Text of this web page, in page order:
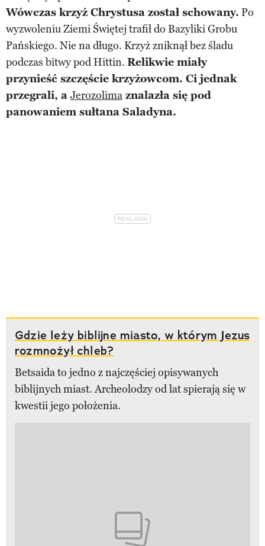
Wówczas krzyż Chrystusa został schowany. Po
wyzwoleniu Ziemi Świętej trafił do Bazyliki Grobu
Pańskiego. Nie na długo. Krzyż zniknął bez śladu
podczas bitwy pod Hittin. Relikwie miały
przynieść szczęście krzyżowcom. Ci jednak
przegrali, a Jerozolima znalazła się pod
panowaniem sułtana Saladyna.
Gdzie leży biblijne miasto, w którym Jezus
rozmnożył chleb?
Betsaida to jedno z najczęściej opisywanych
biblijnych miast. Archeolodzy od lat spierają się w
kwestii jego położenia.